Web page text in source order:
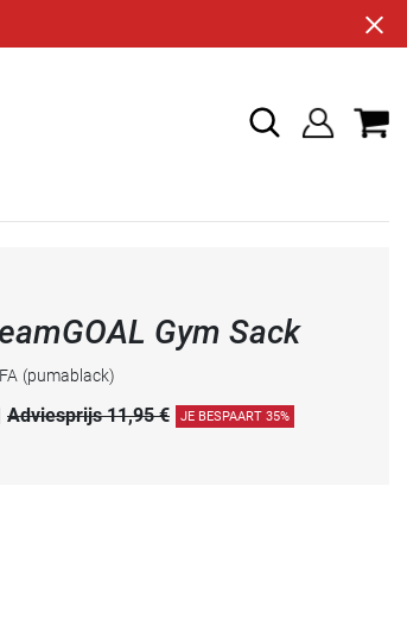
Gym Sack
(pumablack)
Adviesprijs 11,95 € JE BESPAART 35%